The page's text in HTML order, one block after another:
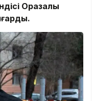
Оразалы